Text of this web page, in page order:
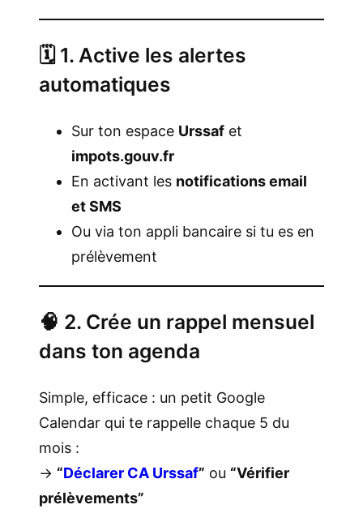
🗓️ 1. Active les alertes
automatiques
Sur ton espace Urssaf et
impots.gouv.fr
En activant les notifications email
et SMS
Ou via ton appli bancaire si tu es en
prélèvement
🧠 2. Crée un rappel mensuel
dans ton agenda
Simple, efficace : un petit Google
Calendar qui te rappelle chaque 5 du
mois :
→ “Déclarer CA Urssaf” ou “Vérifier
prélèvements”